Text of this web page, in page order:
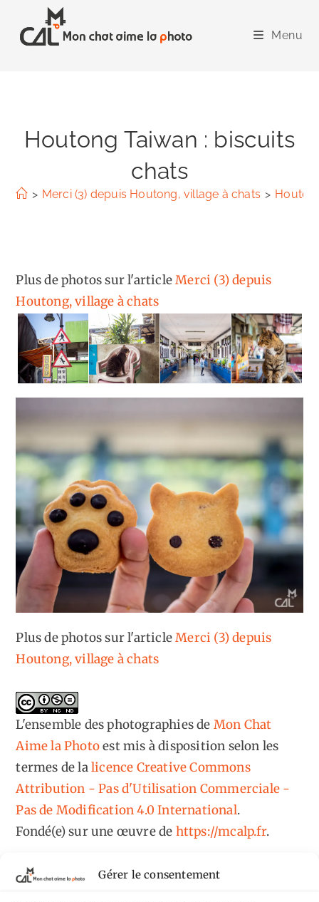
Gérer le consentement
content
Menu
Houtong Taiwan : biscuits
chats
> Merci (3) depuis Houtong, village à chats >
Plus de photos sur l'articleMerci (3) depuis
Houtong, village à chats
Plus de photos sur l'articleMerci (3) depuis
Houtong, village à chats
L'ensemble des photographiesde Mon Chat
Aime la Photoest mis à disposition selon les
termes de lalicence Creative Commons
Attribution - Pas d'Utilisation Commerciale -
Pas de Modification 4.0 International.
Fondé(e) sur une œuvre de https://mcalp.fr.